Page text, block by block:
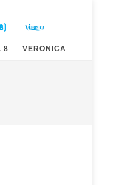
8 VERONICA